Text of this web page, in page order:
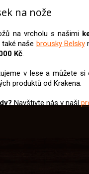
na nože
na vrcholu s našimi
naše brousky Belsky
Kč.
v lese a můžete
produktů od Krakena.
Navštivte nás v naší